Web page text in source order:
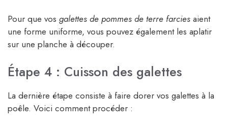
Pour que vos galettes de pommes de terre farcies aient
une forme uniforme, vous pouvez également les aplatir
sur une planche à découper.
Étape 4 : Cuisson des galettes
La dernière étape consiste à faire dorer vos galettes à la
poêle. Voici comment procéder :